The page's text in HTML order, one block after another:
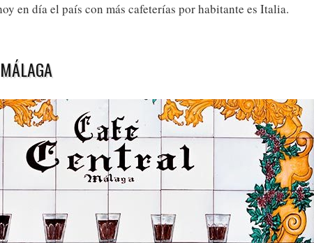
en día el país con más cafeterías por habitante es Italia.